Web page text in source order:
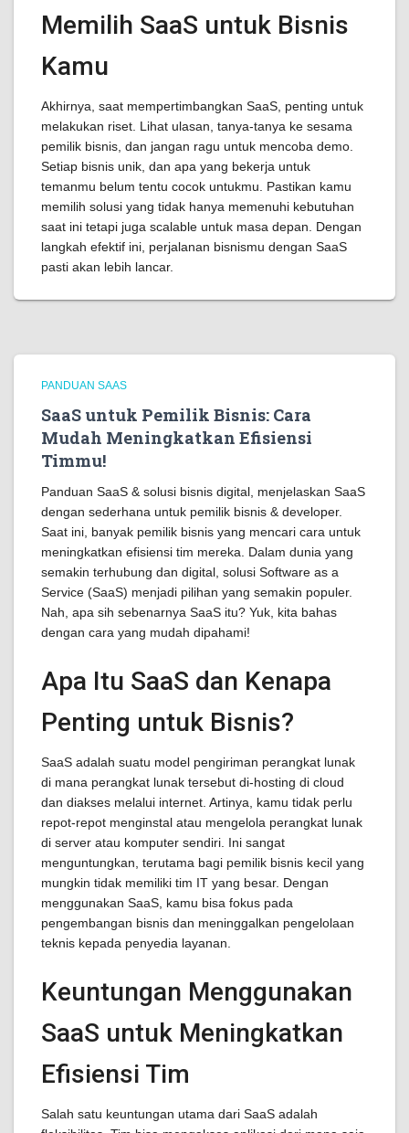
Memilih SaaS untuk Bisnis
Kamu
Akhirnya, saat mempertimbangkan SaaS, penting untuk
melakukan riset. Lihat ulasan, tanya-tanya ke sesama
pemilik bisnis, dan jangan ragu untuk mencoba demo.
Setiap bisnis unik, dan apa yang bekerja untuk
temanmu belum tentu cocok untukmu. Pastikan kamu
memilih solusi yang tidak hanya memenuhi kebutuhan
saat ini tetapi juga scalable untuk masa depan. Dengan
langkah efektif ini, perjalanan bisnismu dengan SaaS
pasti akan lebih lancar.
PANDUAN SAAS
SaaS untuk Pemilik Bisnis: Cara
Mudah Meningkatkan Efisiensi
Timmu!
Panduan SaaS & solusi bisnis digital, menjelaskan SaaS
dengan sederhana untuk pemilik bisnis & developer.
Saat ini, banyak pemilik bisnis yang mencari cara untuk
meningkatkan efisiensi tim mereka. Dalam dunia yang
semakin terhubung dan digital, solusi Software as a
Service (SaaS) menjadi pilihan yang semakin populer.
Nah, apa sih sebenarnya SaaS itu? Yuk, kita bahas
dengan cara yang mudah dipahami!
Apa Itu SaaS dan Kenapa
Penting untuk Bisnis?
SaaS adalah suatu model pengiriman perangkat lunak
di mana perangkat lunak tersebut di-hosting di cloud
dan diakses melalui internet. Artinya, kamu tidak perlu
repot-repot menginstal atau mengelola perangkat lunak
di server atau komputer sendiri. Ini sangat
menguntungkan, terutama bagi pemilik bisnis kecil yang
mungkin tidak memiliki tim IT yang besar. Dengan
menggunakan SaaS, kamu bisa fokus pada
pengembangan bisnis dan meninggalkan pengelolaan
teknis kepada penyedia layanan.
Keuntungan Menggunakan
SaaS untuk Meningkatkan
Efisiensi Tim
Salah satu keuntungan utama dari SaaS adalah